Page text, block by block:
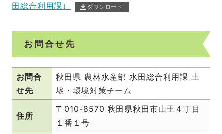
田総合利用課）
ダウンロード
お問合せ先
お問合
せ先
秋田県 農林水産部 水田総合利用課 土
壌・環境対策チーム
住所
〒010-8570 秋田県秋田市山王４丁目
１番１号